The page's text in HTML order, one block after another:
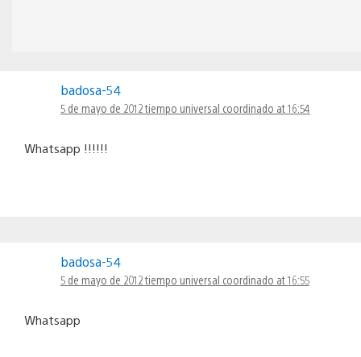
badosa-54
5 de mayo de 2012 tiempo universal coordinado at 16:54
Whatsapp !!!!!!
badosa-54
5 de mayo de 2012 tiempo universal coordinado at 16:55
Whatsapp